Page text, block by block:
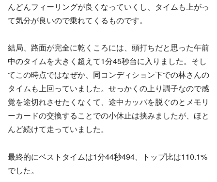
んどんフィーリングが良くなっていくし、タイムも上がっ
て気分が良いので乗れてくるものです。
結局、路面が完全に乾くころには、頭打ちだと思った午前
中のタイムを大きく超えて1分45秒台に入りました。そし
てこの時点ではなぜか、同コンディション下での林さんの
タイムも上回っていました。せっかくの上り調子なので感
覚を途切れさせたくなくて、途中カッパを脱ぐのとメモリ
ーカードの交換することでの小休止は挟みましたが、ほと
んど続けて走っていました。
最終的にベストタイムは1分44秒494、トップ比は110.1%
でした。